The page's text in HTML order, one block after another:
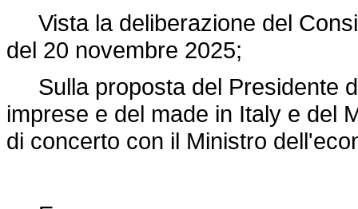
Vista la deliberazione del
del 20 novembre 2025;
Sulla proposta del Presidente
imprese e del made in Italy e del
di concerto con il Ministro